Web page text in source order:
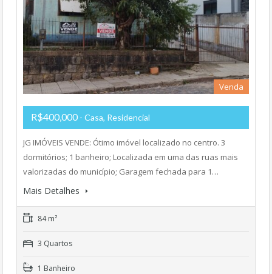
Venda
R$400,000 - Casa, Residencial
JG IMÓVEIS VENDE: Ótimo imóvel localizado no centro. 3
dormitórios; 1 banheiro; Localizada em uma das ruas mais
valorizadas do município; Garagem fechada para 1…
Mais Detalhes
84 m²
3 Quartos
1 Banheiro